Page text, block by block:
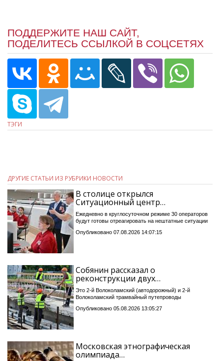
ПОДДЕРЖИТЕ НАШ САЙТ,
ПОДЕЛИТЕСЬ ССЫЛКОЙ В СОЦСЕТЯХ
ТЭГИ
ДРУГИЕ СТАТЬИ ИЗ РУБРИКИ НОВОСТИ
В столице открылся
Ситуационный центр…
Ежедневно в круглосуточном режиме 30 операторов
будут готовы отреагировать на нештатные ситуации
Опубликовано 07.08.2026 14:07:15
Собянин рассказал о
реконструкции двух…
Это 2-й Волоколамский (автодорожный) и 2-й
Волоколамский трамвайный путепроводы
Опубликовано 05.08.2026 13:05:27
Московская этнографическая
олимпиада…